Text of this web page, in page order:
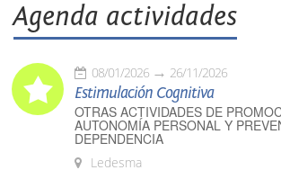
Agenda actividades
08/01/2026 26/11/2026
Estimulación Cognitiva
OTRAS ACTIVIDADES DE
AUTONOMÍA PERSONAL Y
DEPENDENCIA
Ledesma